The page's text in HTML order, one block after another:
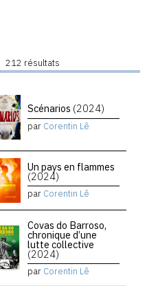
212 résultats
Scénarios (2024)
par Corentin Lê
Un pays en flammes
(2024)
par Corentin Lê
Covas do Barroso,
chronique d’une
lutte collective
(2024)
par Corentin Lê